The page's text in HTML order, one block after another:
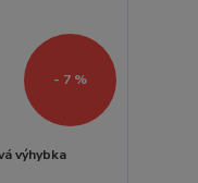
- 7 %
výhybka